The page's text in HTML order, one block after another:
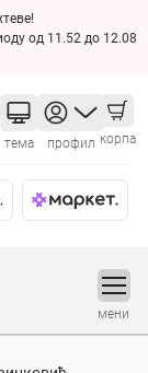
од 11.52 до 12.08
тема профил корпа
мени